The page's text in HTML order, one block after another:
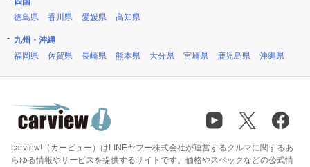
徳島県
香川県 愛媛県 高知県
九州・沖縄
福岡県
佐賀県 長崎県 熊本県 大分県 宮崎県 鹿児島県 沖縄県
carview!（カービュー）はLINEヤフー株式会社が運営するクルマに関するあ
らゆる情報やサービスを提供するサイトです。価格やスペックなどの公式情